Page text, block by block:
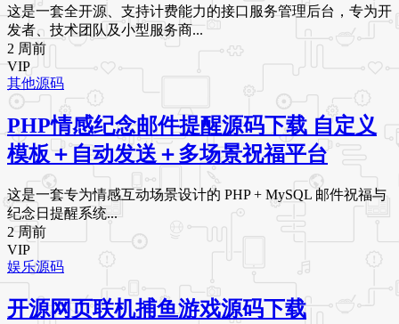
这是一套全开源、支持计费能力的接口服务管理后台，专为开
发者、技术团队及小型服务商...
2 周前
VIP
其他源码
PHP情感纪念邮件提醒源码下载 自定义
模板＋自动发送＋多场景祝福平台
这是一套专为情感互动场景设计的 PHP + MySQL 邮件祝福与
纪念日提醒系统...
2 周前
VIP
娱乐源码
开源网页联机捕鱼游戏源码下载